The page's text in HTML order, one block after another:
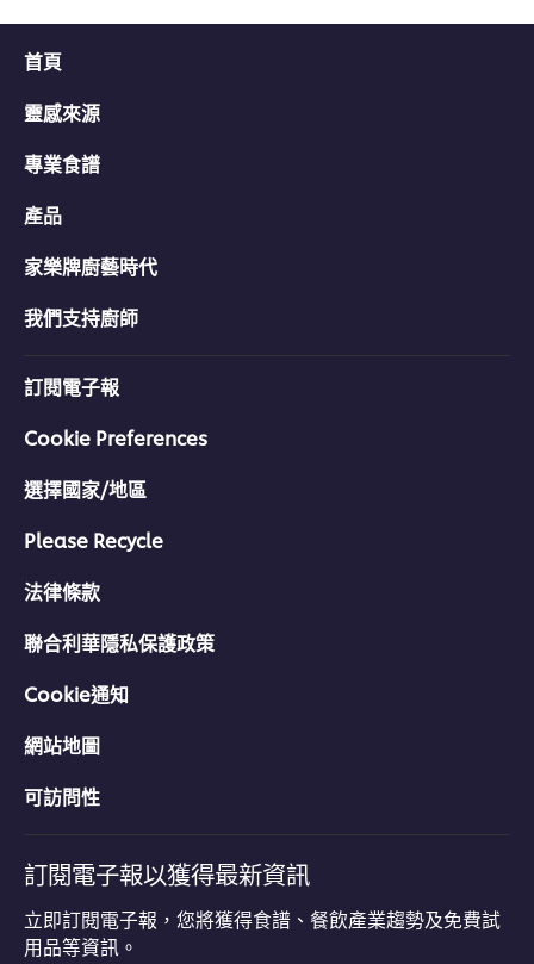
首頁
靈感來源
專業食譜
產品
家樂牌廚藝時代
我們支持廚師
訂閱電子報
Cookie Preferences
選擇國家/地區
Please Recycle
法律條款
聯合利華隱私保護政策
Cookie通知
網站地圖
可訪問性
訂閱電子報以獲得最新資訊
立即訂閱電子報，您將獲得食譜、餐飲產業趨勢及免費試
用品等資訊。